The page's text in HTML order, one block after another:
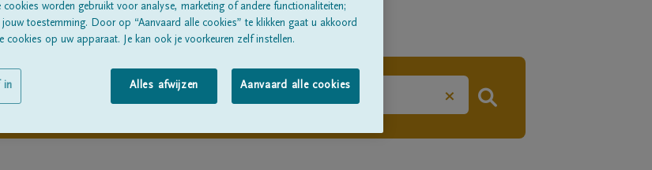
×
cookies worden gebruikt voor analyse, marketing of andere functionaliteiten;
toestemming. Door op “Aanvaard alle cookies” te klikken gaat u akkoord
cookies op uw apparaat. Je kan ook je voorkeuren zelf instellen.
Alles afwijzen Aanvaard alle cookies
in